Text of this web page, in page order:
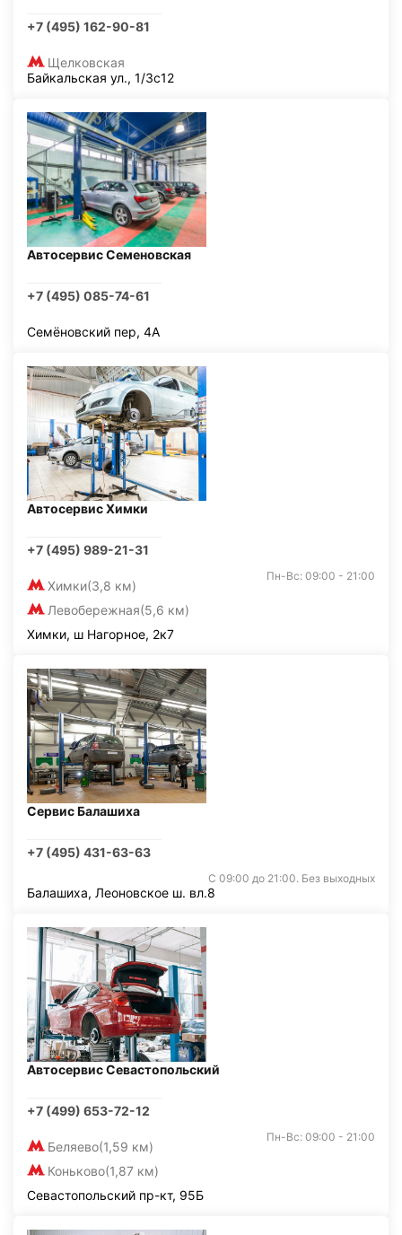
+7 (495) 162-90-81
Щелковская
Байкальская ул., 1/3с12
Автосервис Семеновская
+7 (495) 085-74-61
Семёновский пер, 4А
Автосервис Химки
+7 (495) 989-21-31
Химки(3,8 км)
Левобережная(5,6 км)
Пн-Вс: 09:00 - 21:00
Химки, ш Нагорное, 2к7
Сервис Балашиха
+7 (495) 431-63-63
С 09:00 до 21:00. Без выходных
Балашиха, Леоновское ш. вл.8
Автосервис Севастопольский
+7 (499) 653-72-12
Беляево(1,59 км)
Коньково(1,87 км)
Пн-Вс: 09:00 - 21:00
Севастопольский пр-кт, 95Б